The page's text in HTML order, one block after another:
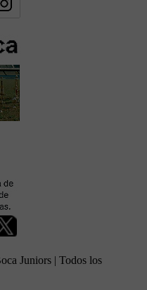
Juniors | Todos los